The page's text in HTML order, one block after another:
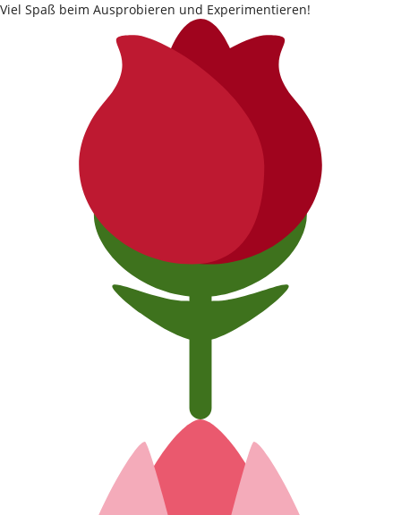
Viel Spaß beim Ausprobieren und Experimentieren!